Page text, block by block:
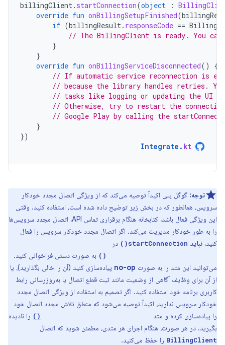
billingClient. startConnection(object :
override fun onBillingSetupFinished(
if (billingResult. responseCode ==
// The BillingClient is ready. You can
}
}
override fun onBillingServiceDisconnected()
{
// If automatic service reconnection is
// because the library handles retries.
// tasks like logging or updating the UI
// Otherwise, try to restart the
// Google Play by calling the
}
})
Integrate . kt
توجه: گوگل پلی اکیداً توصیه می‌کند که از ویژگی اتصال مجدد خودکار
سرویس، همانطور که در بخش زیر توضیح داده شده است، استفاده کنید. وقتی
این ویژگی فعال باشد، کتابخانه هنگام برقراری تماس API، اتصال مجدد سرویس‌ها
را به طور خودکار مدیریت می‌کند. اگر اتصال مجدد خودکار سرویس را فعال
کنید، نباید startConnection() در
به صورت دستی فراخوانی کنید.
می‌توانید این متد را به صورت no-op پیاده‌سازی کنید (آن را خالی بگذارید)، یا
از آن برای وظایف آگاهی از وضعیت مانند ثبت قطع اتصال یا به‌روزرسانی رابط
کاربری برنامه خود استفاده کنید. اگر تصمیم به استفاده از ویژگی اتصال مجدد
خودکار سرویس ندارید، اکیداً توصیه می‌شود که منطق تلاش مجدد اتصال خود
را پیاده‌سازی کرده و متد
را نادیده
بگیرید. در هر صورت، هنگام اجرای هر متدی، مطمئن شوید که اتصال
BillingClient را حفظ می‌کنید.